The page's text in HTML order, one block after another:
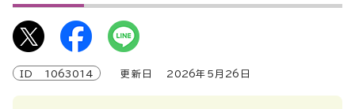
ID 1063014 更新日 2026年5月 26 日